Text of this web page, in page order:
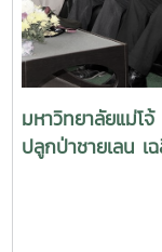
มหาวิทยาลัยแม่โ
ปลูกป่าชายเลน เ